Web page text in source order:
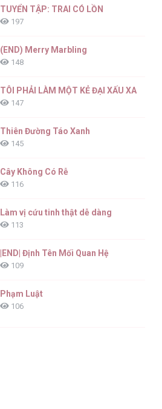
TUYỂN TẬP: TRAI CÓ LỒN
197
(END) Merry Marbling
148
TÔI PHẢI LÀM MỘT KẺ ĐẠI XẤU XA
147
Thiên Đường Táo Xanh
145
Cây Không Có Rễ
116
Làm vị cứu tinh thật dễ dàng
113
|END| Định Tên Mối Quan Hệ
109
Phạm Luật
106